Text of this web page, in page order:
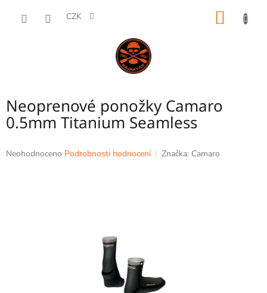
CZK
Neoprenové ponožky Camaro
0.5mm Titanium Seamless
Průměrné
Neohodnoceno Podrobnosti hodnocení Značka: Camaro